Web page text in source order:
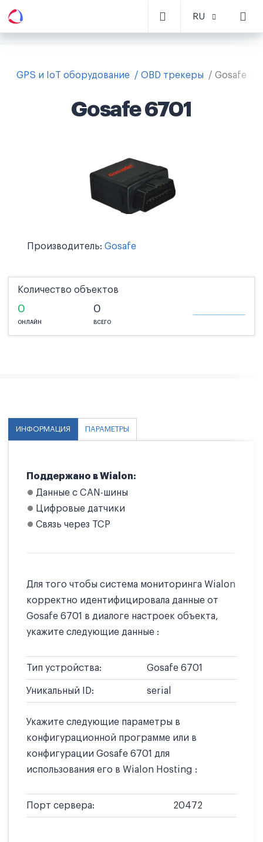
RU
GPS и IoT оборудование OBD трекеры Gosafe
Gosafe 6701
Производитель: Gosafe
Количество объектов
0
ОНЛАЙН
0
ВСЕГО
ИНФОРМАЦИЯ ПАРАМЕТРЫ
Поддержано в Wialon:
Данные с CAN-шины
Цифровые датчики
Связь через TCP
Для того чтобы система мониторинга Wialon
корректно идентифицировала данные от
Gosafe 6701 в диалоге настроек объекта,
укажите следующие данные :
Тип устройства: Gosafe 6701
Уникальный ID: serial
Укажите следующие параметры в
конфигурационной программе или в
конфигурации Gosafe 6701 для
использования его в Wialon Hosting :
Порт сервера: 20472